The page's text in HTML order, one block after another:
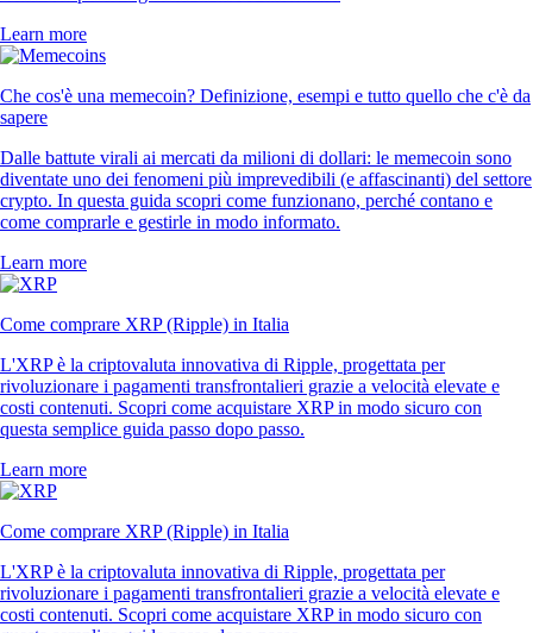
Learn more
Che cos'è una memecoin? Definizione, esempi e tutto quello che c'è da
sapere
Dalle battute virali ai mercati da milioni di dollari: le memecoin sono
diventate uno dei fenomeni più imprevedibili (e affascinanti) del settore
crypto. In questa guida scopri come funzionano, perché contano e
come comprarle e gestirle in modo informato.
Learn more
Come comprare XRP (Ripple) in Italia
L'XRP è la criptovaluta innovativa di Ripple, progettata per
rivoluzionare i pagamenti transfrontalieri grazie a velocità elevate e
costi contenuti. Scopri come acquistare XRP in modo sicuro con
questa semplice guida passo dopo passo.
Learn more
Come comprare XRP (Ripple) in Italia
L'XRP è la criptovaluta innovativa di Ripple, progettata per
rivoluzionare i pagamenti transfrontalieri grazie a velocità elevate e
costi contenuti. Scopri come acquistare XRP in modo sicuro con